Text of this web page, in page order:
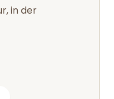
in der